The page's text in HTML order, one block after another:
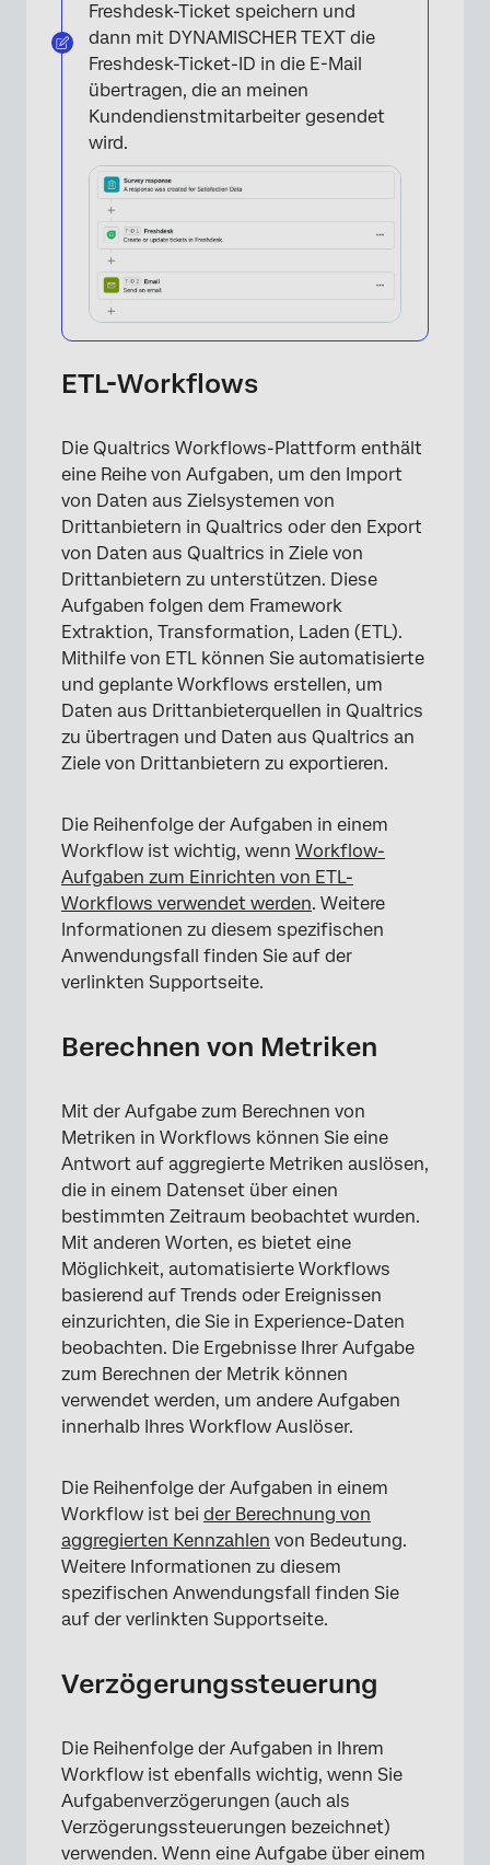
Freshdesk-Ticket speichern und
dann mit DYNAMISCHER TEXT die
Freshdesk-Ticket-ID in die E-Mail
übertragen, die an meinen
Kundendienstmitarbeiter gesendet
wird.
×
ETL-Workflows
Die Qualtrics Workflows-Plattform enthält
eine Reihe von Aufgaben, um den Import
von Daten aus Zielsystemen von
Drittanbietern in Qualtrics oder den Export
von Daten aus Qualtrics in Ziele von
Drittanbietern zu unterstützen. Diese
Aufgaben folgen dem Framework
Extraktion, Transformation, Laden (ETL).
Mithilfe von ETL können Sie automatisierte
und geplante Workflows erstellen, um
Daten aus Drittanbieterquellen in Qualtrics
zu übertragen und Daten aus Qualtrics an
Ziele von Drittanbietern zu exportieren.
Die Reihenfolge der Aufgaben in einem
Workflow ist wichtig, wenn Workflow-
Aufgaben zum Einrichten von ETL-
Workflows verwendet werden. Weitere
Informationen zu diesem spezifischen
Anwendungsfall finden Sie auf der
verlinkten Supportseite.
Berechnen von Metriken
Mit der Aufgabe zum Berechnen von
Metriken in Workflows können Sie eine
Antwort auf aggregierte Metriken auslösen,
die in einem Datenset über einen
bestimmten Zeitraum beobachtet wurden.
Mit anderen Worten, es bietet eine
Möglichkeit, automatisierte Workflows
basierend auf Trends oder Ereignissen
einzurichten, die Sie in Experience-Daten
beobachten. Die Ergebnisse Ihrer Aufgabe
zum Berechnen der Metrik können
verwendet werden, um andere Aufgaben
innerhalb Ihres Workflow Auslöser.
Die Reihenfolge der Aufgaben in einem
Workflow ist bei der Berechnung von
aggregierten Kennzahlen von Bedeutung.
Weitere Informationen zu diesem
spezifischen Anwendungsfall finden Sie
auf der verlinkten Supportseite.
Verzögerungssteuerung
Die Reihenfolge der Aufgaben in Ihrem
Workflow ist ebenfalls wichtig, wenn Sie
Aufgabenverzögerungen (auch als
Verzögerungssteuerungen bezeichnet)
verwenden. Wenn eine Aufgabe über einem